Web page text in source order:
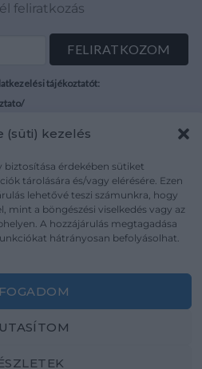
(süti) kezelés
biztosítása érdekében sütiket
tárolására és/vagy elérésére. Ezen
lehetővé teszi számunkra, hogy
mint a böngészési viselkedés vagy az
A hozzájárulás megtagadása
hátrányosan befolyásolhat.
feliratkozás
tájékoztatót:
Áraink
ÁSZF
Adatvédelem
Impresszum